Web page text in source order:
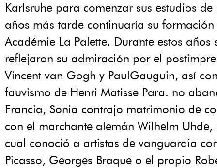
Karlsruhe para comenzar sus estudios
años más tarde continuaría su formación
Académie La Palette. Durante estos años
reflejaron su admiración por el
Vincent van Gogh y PaulGauguin, así
fauvismo de Henri Matisse Para. no
Francia, Sonia contrajo matrimonio de
con el marchante alemán Wilhelm Uhde,
cual conoció a artistas de vanguardia
Picasso, Georges Braque o el propio